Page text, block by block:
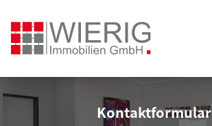
Kontaktformular